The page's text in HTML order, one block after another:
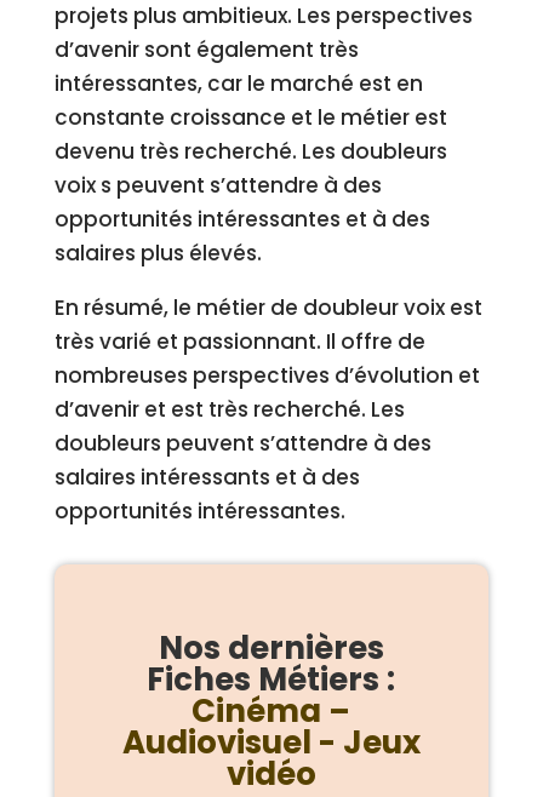
projets plus ambitieux. Les perspectives
d’avenir sont également très
intéressantes, car le marché est en
constante croissance et le métier est
devenu très recherché. Les doubleurs
voix s peuvent s’attendre à des
opportunités intéressantes et à des
salaires plus élevés.
En résumé, le métier de doubleur voix est
très varié et passionnant. Il offre de
nombreuses perspectives d’évolution et
d’avenir et est très recherché. Les
doubleurs peuvent s’attendre à des
salaires intéressants et à des
opportunités intéressantes.
Nos dernières
Fiches Métiers :
Cinéma –
Audiovisuel - Jeux
vidéo